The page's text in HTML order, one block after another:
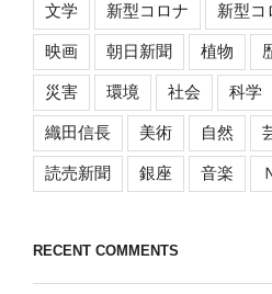
文学 新型コロナ 新型コ
映画 朝日新聞 植物
災害 環境 社会 科学
織田信長 美術 自然
読売新聞 銀座 音楽
RECENT COMMENTS